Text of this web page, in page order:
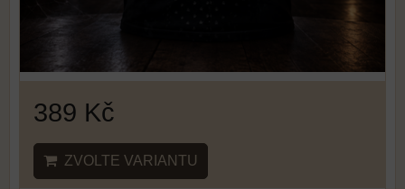
389 Kč
ZVOLTE VARIANTU